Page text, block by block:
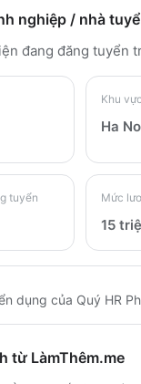
nghiệp / nhà
đang đăng tuyển
Khu
Ha
tuyển Mức
15
dụng của Quý HR
từ LàmThêm.me